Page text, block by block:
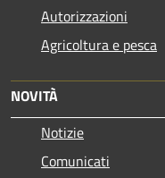
Autorizzazioni
Agricoltura e pesca
NOVITÀ
Notizie
Comunicati